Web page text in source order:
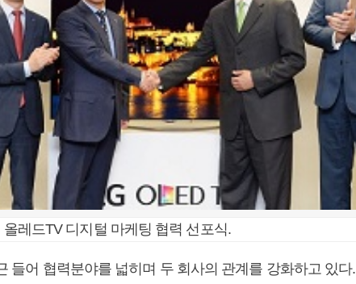
레드TV 디지털 마케팅 협력 선포식.
들어 협력분야를 넓히며 두 회사의 관계를 강화하고 있다.